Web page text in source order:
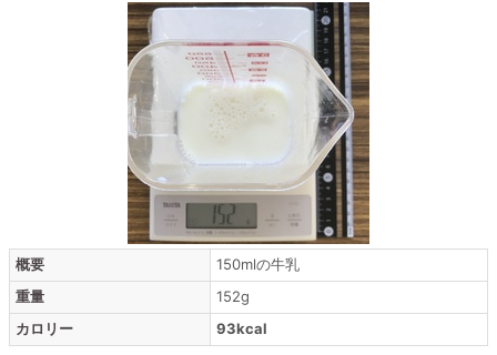
概要
150mlの牛乳
重量
152g
カロリー
93kcal